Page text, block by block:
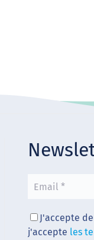
J'accepte
j'accepte les